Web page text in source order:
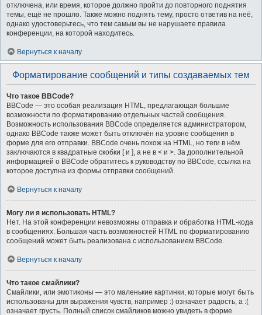
отключена, или время, которое должно пройти до повторного поднятия
темы, ещё не прошло. Также можно поднять тему, просто ответив на неё,
однако удостоверьтесь, что тем самым вы не нарушаете правила
конференции, на которой находитесь.
Вернуться к началу
Форматирование сообщений и типы создаваемых тем
Что такое BBCode?
BBCode — это особая реализация HTML, предлагающая большие
возможности по форматированию отдельных частей сообщения.
Возможность использования BBCode определяется администратором,
однако BBCode также может быть отключён на уровне сообщения в
форме для его отправки. BBCode очень похож на HTML, но теги в нём
заключаются в квадратные скобки [ и ], а не в < и >. За дополнительной
информацией о BBCode обратитесь к руководству по BBCode, ссылка на
которое доступна из формы отправки сообщений.
Вернуться к началу
Могу ли я использовать HTML?
Нет. На этой конференции невозможны отправка и обработка HTML-кода
в сообщениях. Большая часть возможностей HTML по форматированию
сообщений может быть реализована с использованием BBCode.
Вернуться к началу
Что такое смайлики?
Смайлики, или эмотиконы — это маленькие картинки, которые могут быть
использованы для выражения чувств, например :) означает радость, а :(
означает грусть. Полный список смайликов можно увидеть в форме